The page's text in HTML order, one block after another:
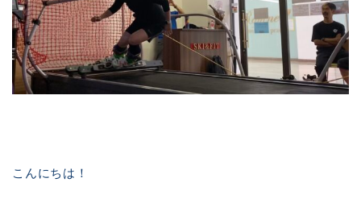
こんにちは！